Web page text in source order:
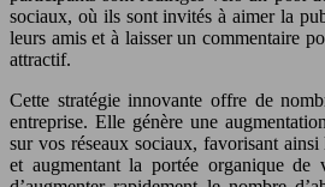
sociaux, où ils sont invités à aimer la
leurs amis et à laisser un commentaire
attractif.
Cette stratégie innovante offre de
entreprise. Elle génère une
sur vos réseaux sociaux, favorisant
et augmentant la portée organique de